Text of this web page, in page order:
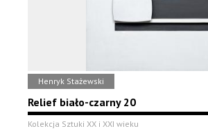
Henryk Stażewski
Relief biało-czarny 20
Kolekcja Sztuki XX i XXI wieku